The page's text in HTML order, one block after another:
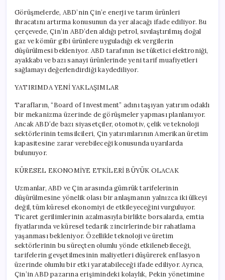
Görüşmelerde, ABD’nin Çin’e enerji ve tarım ürünleri
ihracatını artırma konusunun da yer alacağı ifade ediliyor. Bu
çerçevede, Çin’in ABD’den aldığı petrol, sıvılaştırılmış doğal
gaz ve kömür gibi ürünlere uyguladığı ek vergilerin
düşürülmesi bekleniyor. ABD tarafının ise tüketici elektroniği,
ayakkabı ve bazı sanayi ürünlerinde yeni tarif muafiyetleri
sağlamayı değerlendirdiği kaydediliyor.
YATIRIMDA YENİ YAKLAŞIMLAR
Tarafların, “Board of Investment” adını taşıyan yatırım odaklı
bir mekanizma üzerinde de görüşmeler yapması planlanıyor.
Ancak ABD’de bazı siyasetçiler, otomotiv, çelik ve teknoloji
sektörlerinin temsilcileri, Çin yatırımlarının Amerikan üretim
kapasitesine zarar verebileceği konusunda uyarılarda
bulunuyor.
KÜRESEL EKONOMİYE ETKİLERİ BÜYÜK OLACAK
Uzmanlar, ABD ve Çin arasında gümrük tarifelerinin
düşürülmesine yönelik olası bir anlaşmanın yalnızca iki ülkeyi
değil, tüm küresel ekonomiyi de etkileyeceğini vurguluyor.
Ticaret gerilimlerinin azalmasıyla birlikte borsalarda, emtia
fiyatlarında ve küresel tedarik zincirlerinde bir rahatlama
yaşanması bekleniyor. Özellikle teknoloji ve üretim
sektörlerinin bu süreçten olumlu yönde etkilenebileceği,
tarifelerin gevşetilmesinin maliyetleri düşürerek enflasyon
üzerinde olumlu bir etki yaratabileceği ifade ediliyor. Ayrıca,
Çin’in ABD pazarına erişimindeki kolaylık, Pekin yönetimine